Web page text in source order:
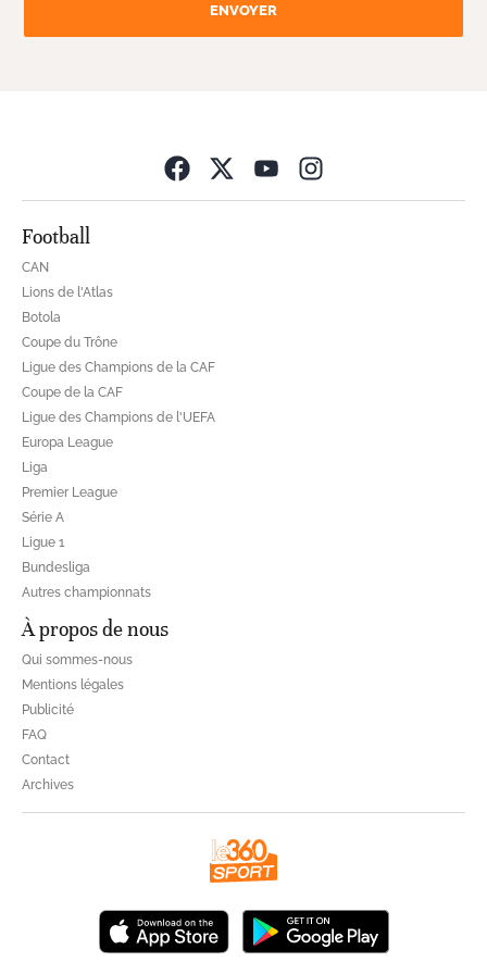
ENVOYER
Football
CAN
Lions de l'Atlas
Botola
Coupe du Trône
Ligue des Champions de la CAF
Coupe de la CAF
Ligue des Champions de l'UEFA
Europa League
Liga
Premier League
Série A
Ligue 1
Bundesliga
Autres championnats
À propos de nous
Qui sommes-nous
Mentions légales
Publicité
FAQ
Contact
Archives